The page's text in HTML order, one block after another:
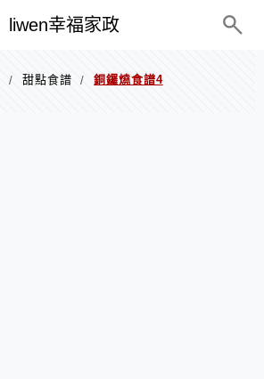
liwen幸福家政
/ 甜點食譜 / 銅鑼燒食譜4